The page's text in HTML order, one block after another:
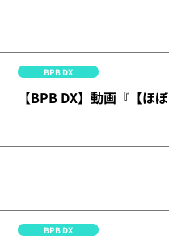
BPB DX
【BPB DX】動画『【ほ
BPB DX